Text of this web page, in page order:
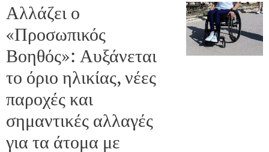
Αλλάζει ο
«Προσωπικός
Βοηθός»: Αυξάνεται
το όριο ηλικίας, νέες
παροχές και
σημαντικές αλλαγές
για τα άτομα με